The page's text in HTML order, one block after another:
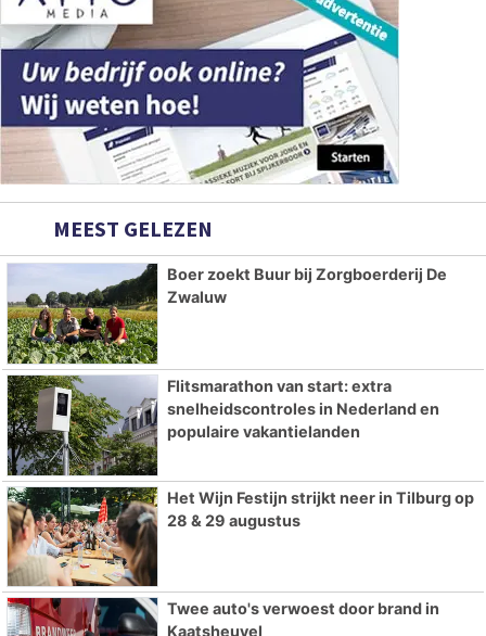
MEEST GELEZEN
Boer zoekt Buur bij Zorgboerderij De
Zwaluw
Flitsmarathon van start: extra
snelheidscontroles in Nederland en
populaire vakantielanden
Het Wijn Festijn strijkt neer in Tilburg op
28 & 29 augustus
Twee auto's verwoest door brand in
Kaatsheuvel